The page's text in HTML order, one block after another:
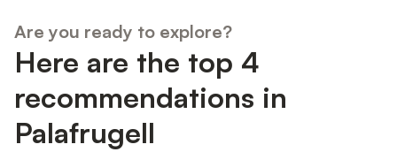
Are you ready to explore?
Here are the top 4
recommendations in
Palafrugell